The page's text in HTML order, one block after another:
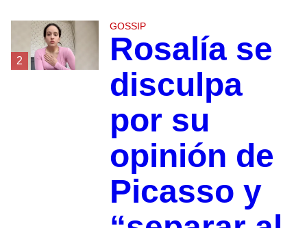
2
GOSSIP
Rosalía se
disculpa
por su
opinión de
Picasso y